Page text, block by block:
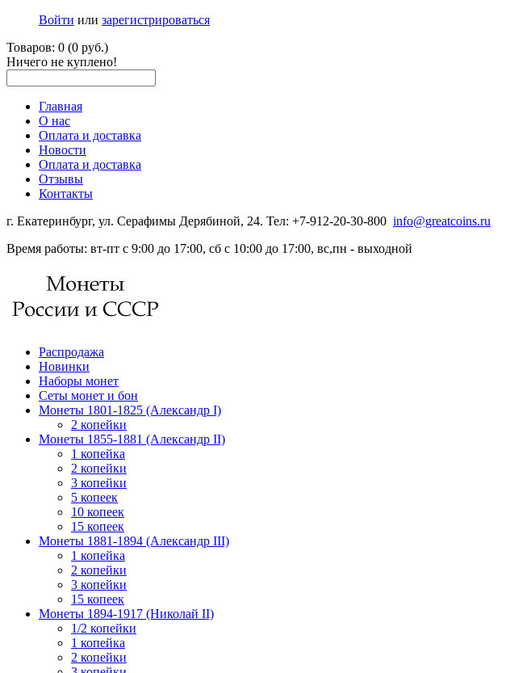
Войти или зарегистрироваться
Товаров: 0 (0 руб.)
Ничего не куплено!
Главная
О нас
Оплата и доставка
Новости
Оплата и доставка
Отзывы
Контакты
г. Екатеринбург, ул. Серафимы Дерябиной, 24. Тел: +7-912-20-30-800 info@greatcoins.ru
Время работы: вт-пт с 9:00 до 17:00, сб с 10:00 до 17:00, вс,пн - выходной
Распродажа
Новинки
Наборы монет
Сеты монет и бон
Монеты 1801-1825 (Александр I)
2 копейки
Монеты 1855-1881 (Александр II)
1 копейка
2 копейки
3 копейки
5 копеек
10 копеек
15 копеек
Монеты 1881-1894 (Александр III)
1 копейка
2 копейки
3 копейки
15 копеек
Монеты 1894-1917 (Николай II)
1/2 копейки
1 копейка
2 копейки